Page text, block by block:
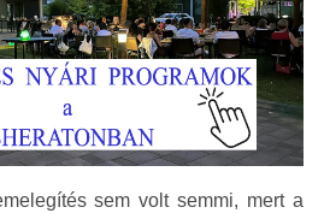
sem volt semmi, mert a